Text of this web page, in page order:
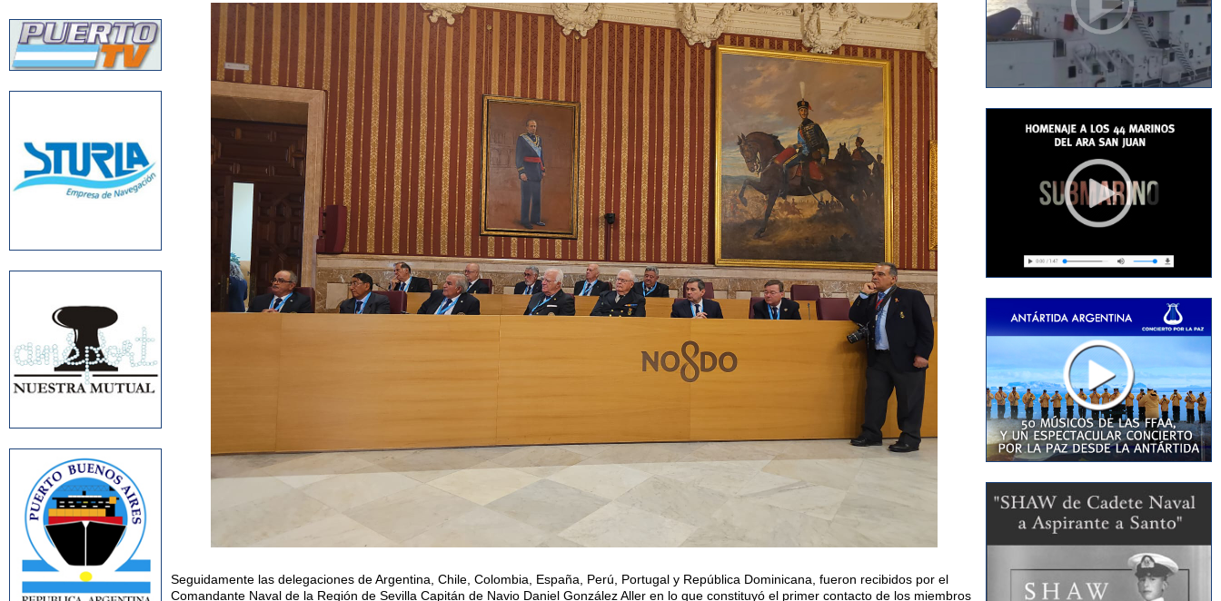
Seguidamente las delegaciones de Argentina, Chile, Colombia, España, Perú, Portugal y República Dominicana, fueron recibidos por el
Comandante Naval de la Región de Sevilla Capitán de Navio Daniel González Aller en lo que constituyó el primer contacto de los miembros